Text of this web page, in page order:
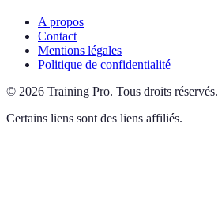
A propos
Contact
Mentions légales
Politique de confidentialité
© 2026 Training Pro. Tous droits réservés.
Certains liens sont des liens affiliés.